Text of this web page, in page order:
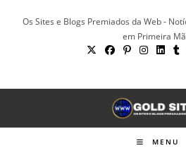
Os Sites e Blogs Premiados da Web -
em Primeira
MENU